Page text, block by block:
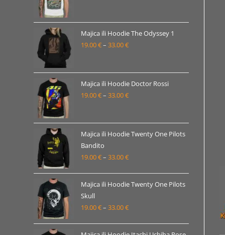
od
19.00 €
do
Majica ili Hoodie The Odyssey 1
19.00€– 33.00€Raspon
od
19.00 €
do
Majica ili Hoodie Doctor Rossi
19.00€– 33.00€Raspon
od
19.00 €
33.00 €
Majica ili Hoodie Twenty One Pilots
Bandito
19.00€– 33.00€Raspon
od
do
Majica ili Hoodie Twenty One Pilots
Skull
19.00€– 33.00€Raspon
od